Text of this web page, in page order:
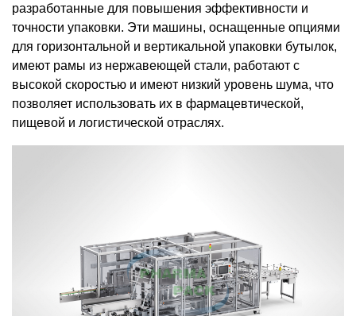
разработанные для повышения эффективности и
точности упаковки. Эти машины, оснащенные опциями
для горизонтальной и вертикальной упаковки бутылок,
имеют рамы из нержавеющей стали, работают с
высокой скоростью и имеют низкий уровень шума, что
позволяет использовать их в фармацевтической,
пищевой и логистической отраслях.